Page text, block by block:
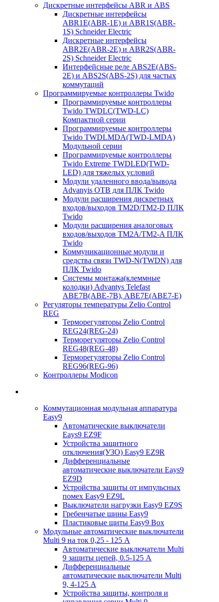
Дискретные интерфейсы ABR и ABS
Дискретные интерфейсы
ABR1E(ABR-1E) и ABR1S(ABR-
1S) Schneider Electric
Дискретные интерфейсы
ABR2E(ABR-2E) и ABR2S(ABR-
2S) Schneider Electric
Интерфейсные реле ABS2E(ABS-
2E) и ABS2S(ABS-2S) для частых
коммутаций
Программируемые контроллеры Twido
Программируемые контроллеры
Twido TWDLC(TWD-LC)
Компактной серии
Программируемые контроллеры
Twido TWDLMDA(TWD-LMDA)
Модульной серии
Программируемые контроллеры
Twido Extreme TWDLED(TWD-
LED) для тяжелых условий
Модули удаленного ввода/вывода
Advanyis OTB для ПЛК Twido
Модули расширения дискретных
входов/выходов TM2D/TM2-D ПЛК
Twido
Модули расширения аналоговых
входов/выходов TM2A/TM2-A ПЛК
Twido
Коммуникационные модули и
средства связи TWD-N(TWDN) для
ПЛК Twido
Системы монтажа(клеммные
колодки) Advantys Telefast
ABE7B(ABE-7B), ABE7E(ABE7-E)
Регуляторы температуры Zelio Control
REG
Терморегуляторы Zelio Control
REG24(REG-24)
Терморегуляторы Zelio Control
REG48(REG-48)
Терморегуляторы Zelio Control
REG96(REG-96)
Контроллеры Modicon
Коммутационная модульная аппаратура
Easy9
Автоматические выключатели
Eays9 EZ9F
Устройства защитного
отключения(УЗО) Easy9 EZ9R
Дифференциальные
автоматические выключатели Eays9
EZ9D
Устройства защиты от импульсных
помех Easy9 EZ9L
Выключатели нагрузки Easy9 EZ9S
Гребенчатые шины Easy9
Пластиковые щиты Easy9 Box
Модульные автоматические выключатели
Multi 9 на ток 0,25 - 125 А
Автоматические выключатели Multi
9 защиты цепей, 0.5-125 А
Дифференциальные
автоматические выключатели Multi
9, 4-125 А
Устройства защиты, контроля и